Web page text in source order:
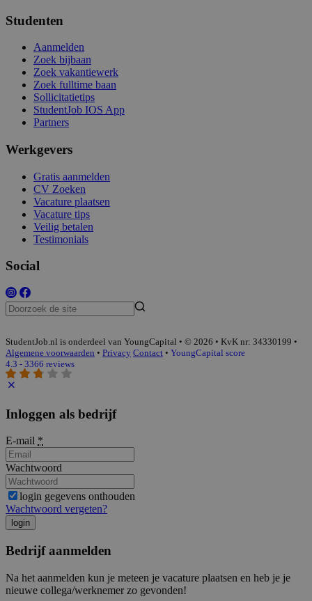
Studenten
Aanmelden
Zoek bijbaan
Zoek vakantiewerk
Zoek fulltime baan
Sollicitatietips
StudentJob IOS App
Partners
Werkgevers
Gratis aanmelden
CV Zoeken
Vacature plaatsen
Vacature tips
Veilig betalen
Testimonials
Social
StudentJob.nl is onderdeel van YoungCapital • © 2026 • KvK nr: 34330199 •
Algemene voorwaarden • Privacy Contact • YoungCapital score
4.3 - 3366 reviews
Inloggen als bedrijf
E-mail *
Wachtwoord
login gegevens onthouden
Wachtwoord vergeten?
login
Bedrijf aanmelden
Na het aanmelden kun je meteen je vacature plaatsen en heb je je
nieuwe collega/werknemer zo gevonden!